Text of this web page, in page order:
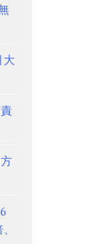
大